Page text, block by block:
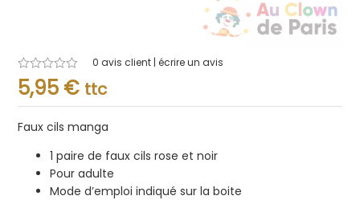
Note
0.001
sur
0 avis client | écrire un avis
5,95 € ttc
Faux cils manga
1 paire de faux cils rose et noir
Pour adulte
Mode d’emploi indiqué sur la boite